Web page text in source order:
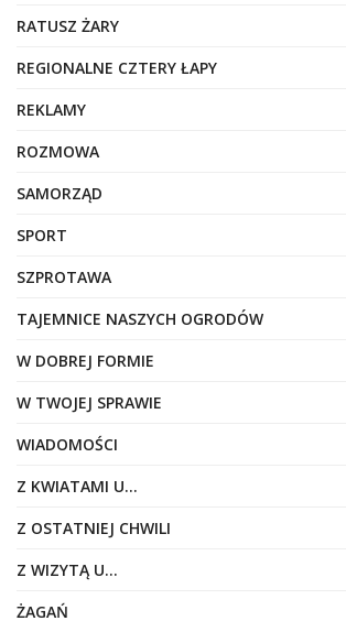
RATUSZ ŻARY
REGIONALNE CZTERY ŁAPY
REKLAMY
ROZMOWA
SAMORZĄD
SPORT
SZPROTAWA
TAJEMNICE NASZYCH OGRODÓW
W DOBREJ FORMIE
W TWOJEJ SPRAWIE
WIADOMOŚCI
Z KWIATAMI U…
Z OSTATNIEJ CHWILI
Z WIZYTĄ U…
ŻAGAŃ